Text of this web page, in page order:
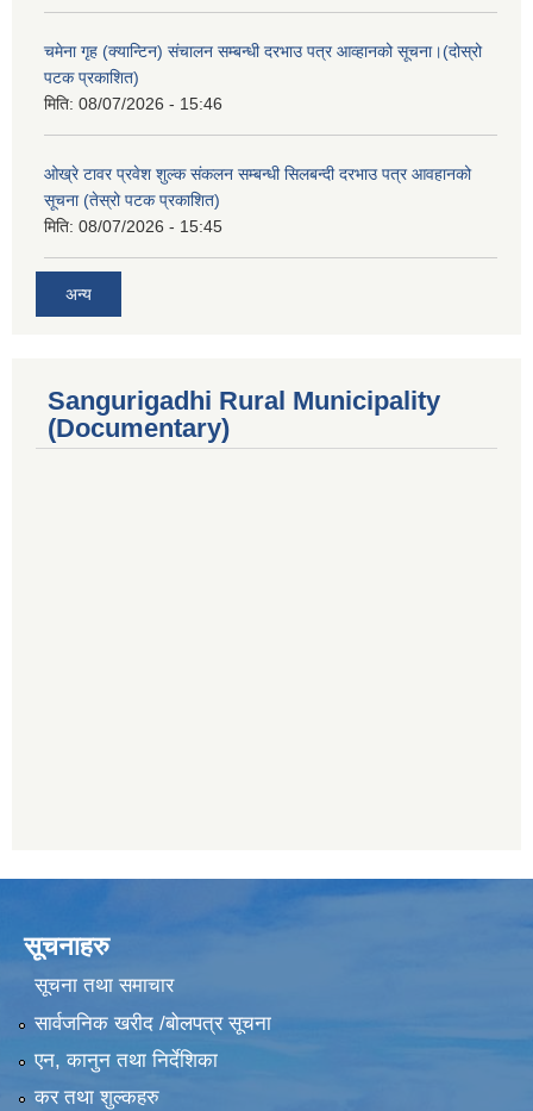
चमेना गृह (क्यान्टिन) संचालन सम्बन्धी दरभाउ पत्र आव्हानको सूचना।(दोस्रो
पटक प्रकाशित)
मिति: 08/07/2026 - 15:46
ओख्रे टावर प्रवेश शुल्क संकलन सम्बन्धी सिलबन्दी दरभाउ पत्र आवहानको
सूचना (तेस्रो पटक प्रकाशित)
मिति: 08/07/2026 - 15:45
अन्य
Sangurigadhi Rural Municipality
(Documentary)
सूचनाहरु
सूचना तथा समाचार
सार्वजनिक खरीद /बोलपत्र सूचना
एन, कानुन तथा निर्देशिका
कर तथा शुल्कहरु